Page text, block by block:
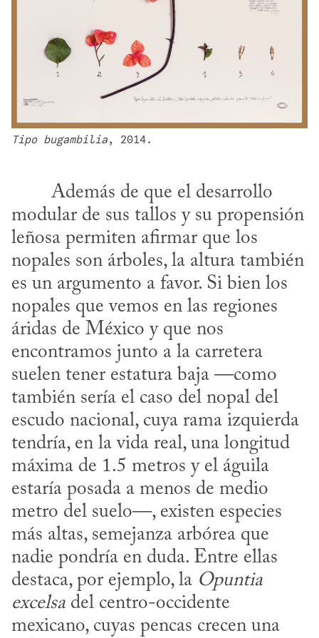
Tipo bugambilia, 2014.
modular de sus tallos y su propensión
leñosa permiten afirmar que los
nopales son árboles, la altura también
es un argumento a favor. Si bien los
nopales que vemos en las regiones
áridas de México y que nos
encontramos junto a la carretera
suelen tener estatura baja —como
también sería el caso del nopal del
escudo nacional, cuya rama izquierda
tendría, en la vida real, una longitud
máxima de 1.5 metros y el águila
estaría posada a menos de medio
metro del suelo—, existen especies
más altas, semejanza arbórea que
nadie pondría en duda. Entre ellas
destaca, por ejemplo, la Opuntia
excelsa del centro-occidente
mexicano, cuyas pencas crecen una